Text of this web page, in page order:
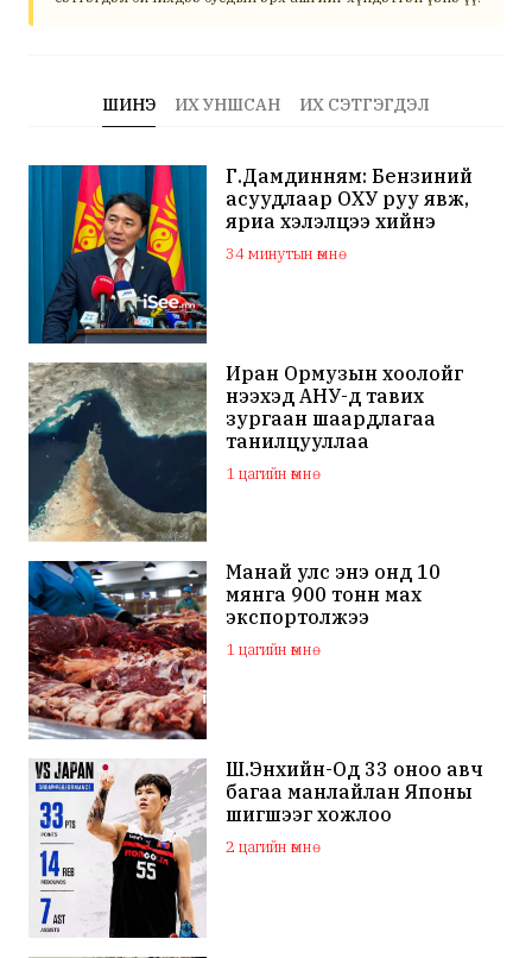
ШИНЭ ИХ УНШСАН ИХ СЭТГЭГДЭЛ
Г.Дамдинням: Бензиний
асуудлаар ОХУ руу явж,
яриа хэлэлцээ хийнэ
34 минутын өмнө
Иран Ормузын хоолойг
нээхэд АНУ-д тавих
зургаан шаардлагаа
танилцууллаа
1 цагийн өмнө
Манай улс энэ онд 10
мянга 900 тонн мах
экспортолжээ
1 цагийн өмнө
Ш.Энхийн-Од 33 оноо авч
багаа манлайлан Японы
шигшээг хожлоо
2 цагийн өмнө